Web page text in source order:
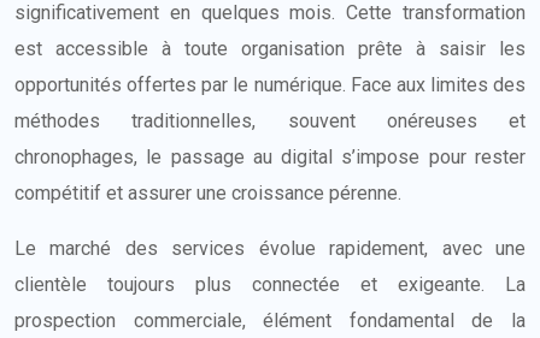
significativement en quelques mois. Cette transformation
est accessible à toute organisation prête à saisir les
opportunités offertes par le numérique. Face aux limites des
méthodes traditionnelles, souvent onéreuses et
chronophages, le passage au digital s’impose pour rester
compétitif et assurer une croissance pérenne.
Le marché des services évolue rapidement, avec une
clientèle toujours plus connectée et exigeante. La
prospection commerciale, élément fondamental de la